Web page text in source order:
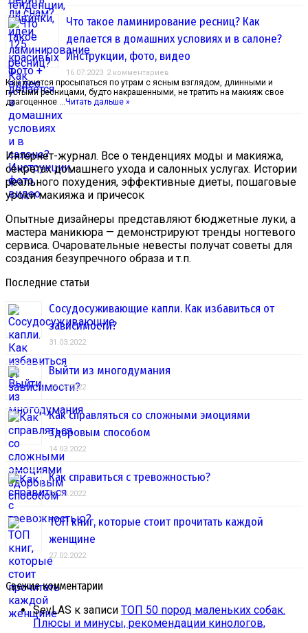
Что такое ламинирование ресниц? Как
делается в домашних условиях и в салоне?
Инструкции, фото, видео
16.07.2023 2 комментариев
Как хочется просыпаться по утрам с ясным взглядом, длинными и
густыми ресницами, будто накрашенными, не тратить на макияж свое
драгоценное …Читать дальше »
Интернет-журнал. Все о тенденциях моды и макияжа,
секретах домашнего ухода и салонных услугах. Истории
реального похудения, эффективные диеты, пошаговые
уроки макияжа и причесок
Опытные дизайнеры представляют бюджетные луки, а
мастера маникюра — демонстрируют тренды ногтевого
сервиса. Очаровательные невесты получат советы для
создания безупречного образа и т.п.
Последние статьи
Сосудосуживающие капли. Как избавиться от
зависимости?
31.03.2022
Выйти из многодумания
28.03.2022
Как справляться со сложными эмоциями
здоровым способом
14.03.2022
Как справиться с тревожностью?
01.03.2022
ТОП книг, которые стоит прочитать каждой
женщине
27.02.2022
Свежие комментарии
SevLAS к записи ТОП 50 пород маленьких собак.
Плюсы и минусы, рекомендации кинологов,